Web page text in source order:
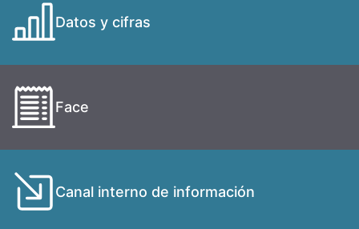
Datos y cifras
Face
Canal interno de información